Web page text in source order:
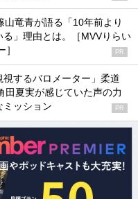
竜青が語る「10年前より
」理由とは。［MVVりらい
PR
視するバロメーター」柔道
田夏実が感じていた声の力
ミッション
PR